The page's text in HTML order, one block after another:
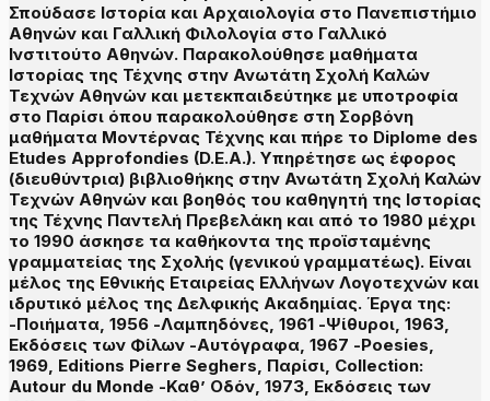
Σπούδασε Ιστορία και Αρχαιολογία στο Πανεπιστήμιο
Αθηνών και Γαλλική Φιλολογία στο Γαλλικό
Ινστιτούτο Αθηνών. Παρακολούθησε μαθήματα
Ιστορίας της Τέχνης στην Ανωτάτη Σχολή Καλών
Τεχνών Αθηνών και μετεκπαιδεύτηκε με υποτροφία
στο Παρίσι όπου παρακολούθησε στη Σορβόνη
μαθήματα Μοντέρνας Τέχνης και πήρε το Diplome des
Etudes Approfondies (D.E.A.). Υπηρέτησε ως έφορος
(διευθύντρια) βιβλιοθήκης στην Ανωτάτη Σχολή Καλών
Τεχνών Αθηνών και βοηθός του καθηγητή της Ιστορίας
της Τέχνης Παντελή Πρεβελάκη και από το 1980 μέχρι
το 1990 άσκησε τα καθήκοντα της προϊσταμένης
γραμματείας της Σχολής (γενικού γραμματέως). Είναι
μέλος της Εθνικής Εταιρείας Ελλήνων Λογοτεχνών και
ιδρυτικό μέλος της Δελφικής Ακαδημίας. Έργα της:
-Ποιήματα, 1956 -Λαμπηδόνες, 1961 -Ψίθυροι, 1963,
Εκδόσεις των Φίλων -Αυτόγραφα, 1967 -Poesies,
1969, Editions Pierre Seghers, Παρίσι, Collection:
Autour du Monde -Καθ’ Οδόν, 1973, Εκδόσεις των